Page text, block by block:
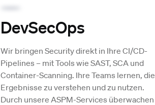
DevSecOps
Wir bringen Security direkt in Ihre CI/CD-
Pipelines – mit Tools wie SAST, SCA und
Container-Scanning. Ihre Teams lernen, die
Ergebnisse zu verstehen und zu nutzen.
Durch unsere ASPM-Services überwachen